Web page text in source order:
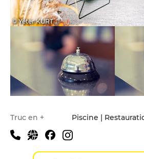
© Yeter KURT
Truc en + Piscine |